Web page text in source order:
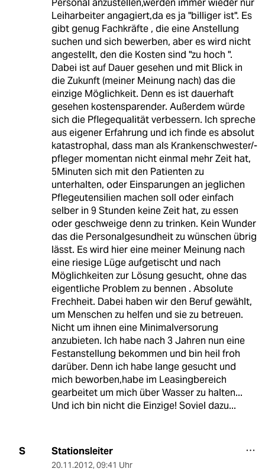
Personal anzustellen,werden immer wieder nur
Leiharbeiter angagiert,da es ja "billiger ist". Es
gibt genug Fachkräfte , die eine Anstellung
suchen und sich bewerben, aber es wird nicht
angestellt, den die Kosten sind "zu hoch ".
Dabei ist auf Dauer gesehen und mit Blick in
die Zukunft (meiner Meinung nach) das die
einzige Möglichkeit. Denn es ist dauerhaft
gesehen kostensparender. Außerdem würde
sich die Pflegequalität verbessern. Ich spreche
aus eigener Erfahrung und ich finde es absolut
katastrophal, dass man als Krankenschwester/-
pfleger momentan nicht einmal mehr Zeit hat,
5Minuten sich mit den Patienten zu
unterhalten, oder Einsparungen an jeglichen
Pflegeutensilien machen soll oder einfach
selber in 9 Stunden keine Zeit hat, zu essen
oder geschweige denn zu trinken. Kein Wunder
das die Personalgesundheit zu wünschen übrig
lässt. Es wird hier eine meiner Meinung nach
eine riesige Lüge aufgetischt und nach
Möglichkeiten zur Lösung gesucht, ohne das
eigentliche Problem zu bennen . Absolute
Frechheit. Dabei haben wir den Beruf gewählt,
um Menschen zu helfen und sie zu betreuen.
Nicht um ihnen eine Minimalversorung
anzubieten. Ich habe nach 3 Jahren nun eine
Festanstellung bekommen und bin heil froh
darüber. Denn ich habe lange gesucht und
mich beworben,habe im Leasingbereich
gearbeitet um mich über Wasser zu halten...
Und ich bin nicht die Einzige! Soviel dazu...
S Stationsleiter
20.11.2012, 09:41 Uhr